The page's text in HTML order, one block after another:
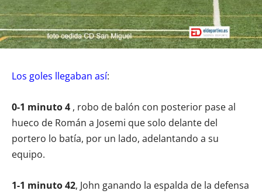
Los goles llegaban así:
0-1 minuto 4 , robo de balón con posterior pase al
hueco de Román a Josemi que solo delante del
portero lo batía, por un lado, adelantando a su
equipo.
1-1 minuto 42, John ganando la espalda de la defensa